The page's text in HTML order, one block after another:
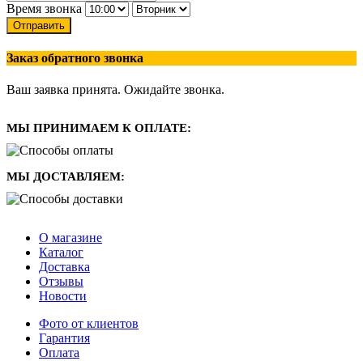
Время звонка
Отправить
Заказ обратного звонка
Ваш заявка принята. Ожидайте звонка.
МЫ ПРИНИМАЕМ К ОПЛАТЕ:
МЫ ДОСТАВЛЯЕМ:
О магазине
Каталог
Доставка
Отзывы
Новости
Фото от клиентов
Гарантия
Оплата